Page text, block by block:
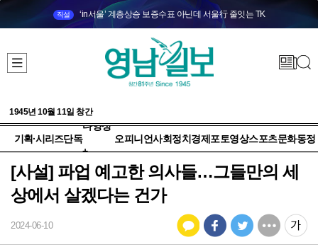
직설 ‘in서울’ 계층상승 보증수표 아닌데 서울行 줄잇는 TK
1945년 10월 11일 창간
기획·시리즈단독
다양성
+
오피니언사회정치 경제 포토영상스포츠문화동정
[사설] 파업 예고한 의사들…그들만의 세
상에서 살겠다는 건가
2024-06-10